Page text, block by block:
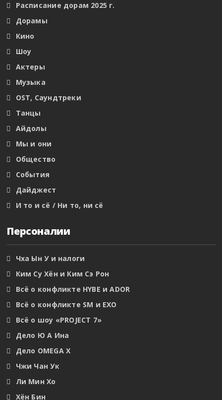
Расписание дорам 2025 г.
Дорамы
Кино
Шоу
Актеры
Музыка
OST, Саундтреки
Танцы
Айдолы
Мы и они
Общество
События
Дайджест
И то и сё / Ни то, ни сё
Персоналии
Чха Ын У и налоги
Ким Су Хён и Ким Сэ Рон
Всё о конфликте HYBE и ADOR
Всё о конфликте SM и EXO
Всё о шоу «PROJECT 7»
Дело Ю А Ина
Дело OMEGA X
Чжи Чан Ук
Ли Мин Хо
Хён Бин